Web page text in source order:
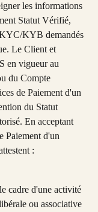
les informations
Statut Vérifié,
KYB demandés
Le Client et
en vigueur au
du Compte
de Paiement d'un
du Statut
En acceptant
Paiement d'un
:
cadre d'une activité
ou associative